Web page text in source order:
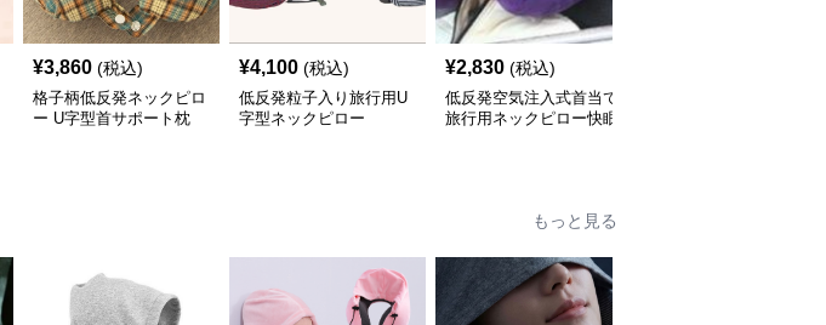
¥3,860 (税込)
格子柄低反発ネックピロ
ー U字型首サポート枕
¥4,100 (税込)
低反発粒子入り旅行用U
字型ネックピロー
¥2,830 (税込)
低反発空気注入式首当て
旅行用ネックピロー快眠
もっと見る